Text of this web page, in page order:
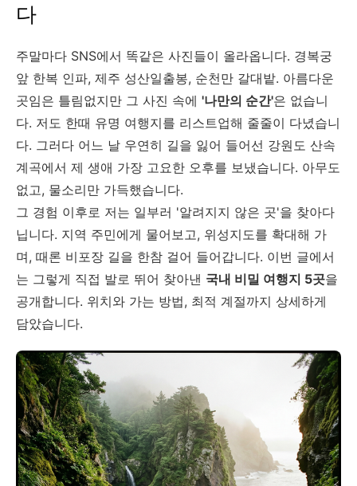
다
주말마다 SNS에서 똑같은 사진들이 올라옵니다. 경복궁
앞 한복 인파, 제주 성산일출봉, 순천만 갈대밭. 아름다운
곳임은 틀림없지만 그 사진 속에 '나만의 순간'은 없습니
다. 저도 한때 유명 여행지를 리스트업해 줄줄이 다녔습니
다. 그러다 어느 날 우연히 길을 잃어 들어선 강원도 산속
계곡에서 제 생애 가장 고요한 오후를 보냈습니다. 아무도
없고, 물소리만 가득했습니다.
그 경험 이후로 저는 일부러 '알려지지 않은 곳'을 찾아다
닙니다. 지역 주민에게 물어보고, 위성지도를 확대해 가
며, 때론 비포장 길을 한참 걸어 들어갑니다. 이번 글에서
는 그렇게 직접 발로 뛰어 찾아낸 국내 비밀 여행지 5곳을
공개합니다. 위치와 가는 방법, 최적 계절까지 상세하게
담았습니다.